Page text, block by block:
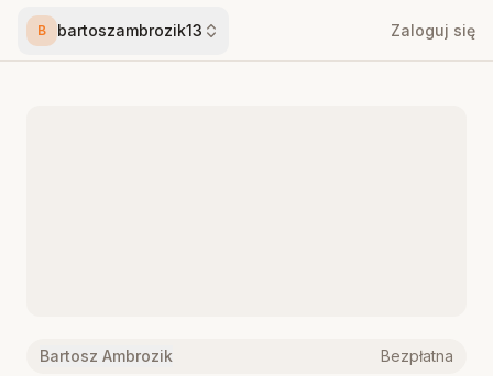
B bartoszambrozik13 Zaloguj się
Bartosz Ambrozik Bezpłatna